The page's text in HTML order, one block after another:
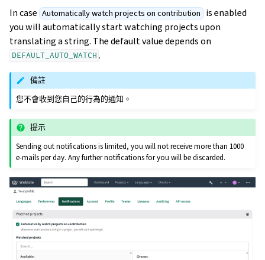
In case Automatically watch projects on contribution is enabled
you will automatically start watching projects upon
translating a string. The default value depends on
DEFAULT_AUTO_WATCH .
備註
您不會收到您自己的行為的通知。
提示
Sending out notifications is limited, you will not receive more than 1000
e-mails per day. Any further notifications for you will be discarded.